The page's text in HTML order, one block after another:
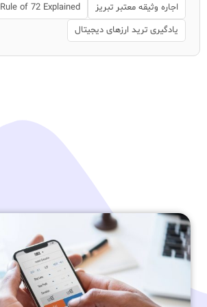
اجاره وثیقه معتبر تبریز
Rule of 72 Explained
یادگیری ترید ارزهای دیجیتال